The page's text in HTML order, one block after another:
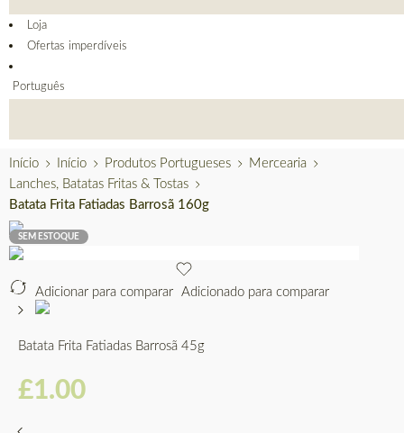
Loja
Ofertas imperdíveis
Português
Início Início Produtos Portugueses
Mercearia
Lanches, Batatas Fritas & Tostas
Batata Frita Fatiadas Barrosã 160g
SEM ESTOQUE
Adicionar para comparar Adicionado para comparar
Batata Frita Fatiadas Barrosã 45g
£1.00